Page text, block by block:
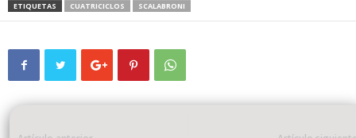
ETIQUETAS CUATRICICLOS SCALABRONI